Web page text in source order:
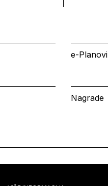
e-Planovi
Nagrade